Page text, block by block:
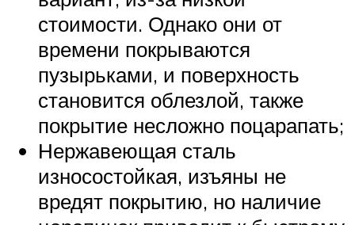
стоимости. Однако они от
времени покрываются
пузырьками, и поверхность
становится облезлой, также
покрытие несложно поцарапать;
Нержавеющая сталь
износостойкая, изъяны не
вредят покрытию, но наличие